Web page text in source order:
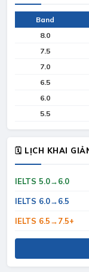
Band
8.0
7.5
7.0
6.5
6.0
5.5
🗓 LỊCH KHAI
IELTS 5.0→6.0
IELTS 6.0→6.5
IELTS 6.5→7.5+